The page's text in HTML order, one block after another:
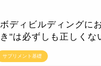
サプリメント基礎
ボディビルディングに
き"は必ずしも正しくな